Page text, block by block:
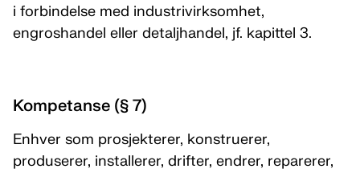
i forbindelse med industrivirksomhet,
engroshandel eller detaljhandel, jf. kapittel 3.
Kompetanse (§ 7)
Enhver som prosjekterer, konstruerer,
produserer, installerer, drifter, endrer, reparerer,